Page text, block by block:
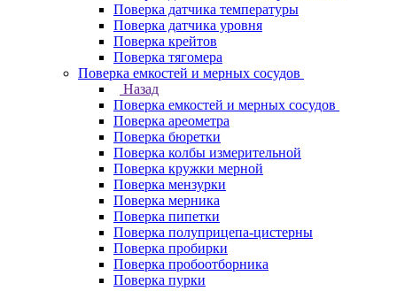
Поверка датчика температуры
Поверка датчика уровня
Поверка крейтов
Поверка тягомера
Поверка емкостей и мерных сосудов
Назад
Поверка емкостей и мерных сосудов
Поверка ареометра
Поверка бюретки
Поверка колбы измерительной
Поверка кружки мерной
Поверка мензурки
Поверка мерника
Поверка пипетки
Поверка полуприцепа-цистерны
Поверка пробирки
Поверка пробоотборника
Поверка пурки